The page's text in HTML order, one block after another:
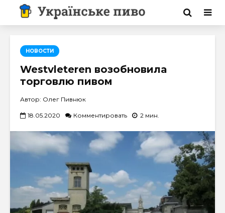
НОВОСТИ
Westvleteren возобновила
торговлю пивом
Автор: Олег Пивнюк
18.05.2020 Комментировать 2 мин.